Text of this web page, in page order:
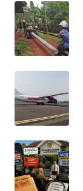
ALPERKLINAS
TAMBANG
NEWS
SITUNGIR
NEWS
SIDIKALANG